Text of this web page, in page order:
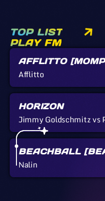
TOP LIST
PLAY FM
AFFLITTO
CALLADA]
Afflitto
HORIZON
Jimmy Goldschmitz vs
BEACHBALL
Nalin